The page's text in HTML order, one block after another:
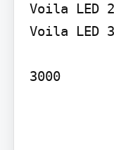
Voila LED
Voila LED
3000